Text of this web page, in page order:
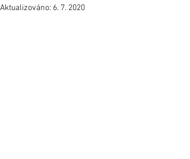
Aktualizováno: 6. 7. 2020